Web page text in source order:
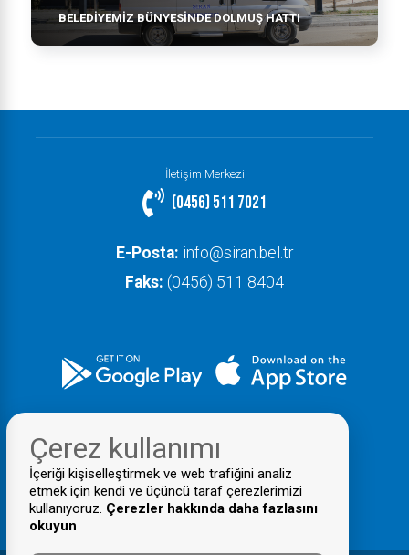
BELEDİYEMİZ BÜNYESİNDE DOLMUŞ HATTI
İletişim Merkezi
(0456) 511 7021
E-Posta: info@siran.bel.tr
Faks: (0456) 511 8404
Çerez kullanımı
İçeriği kişiselleştirmek ve web trafiğini analiz
etmek için kendi ve üçüncü taraf çerezlerimizi
kullanıyoruz. Çerezler hakkında daha fazlasını
okuyun